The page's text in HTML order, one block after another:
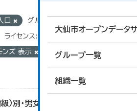
大仙市オープンデータ
グループ一覧
組織一覧
口 グループ:
ライセンス:
ンズ 表示
）別・男女別人口